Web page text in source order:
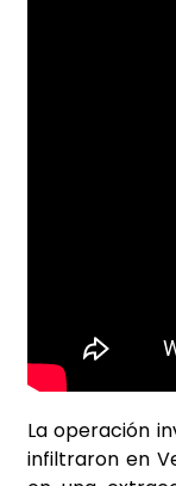
La operación
infiltraron en